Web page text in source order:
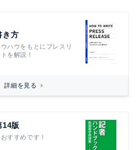
き方
ハウをもとにプレスリ
を解説！
詳細を見る
版
すすめです！